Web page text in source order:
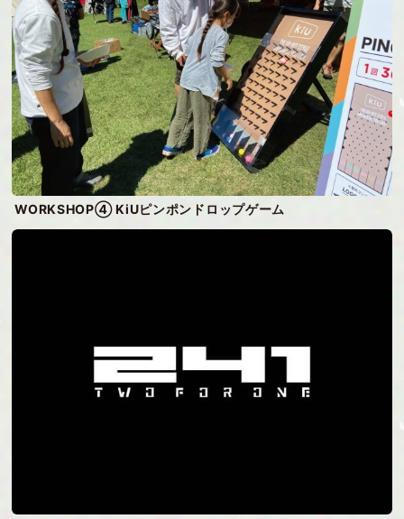
WORKSHOP④ KiUピンポンドロップゲーム